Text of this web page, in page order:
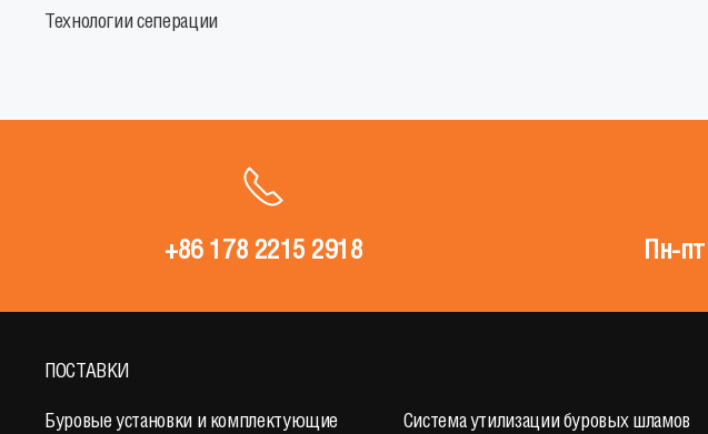
Технологии сеперации
+86 178 2215 2918 Пн-
ПОСТАВКИ
Буровые установки и комплектующие Система утилизации буровых шламов